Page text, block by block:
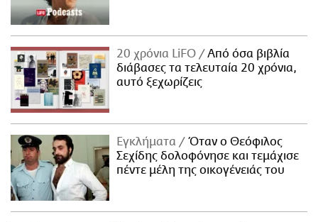
20 χρόνια LiFO
Από όσα βιβλία
διάβασες τα τελευταία 20 χρόνια,
αυτό ξεχωρίζεις
Εγκλήματα
Όταν ο Θεόφιλος
Σεχίδης δολοφόνησε και τεμάχισε
πέντε μέλη της οικογένειάς του